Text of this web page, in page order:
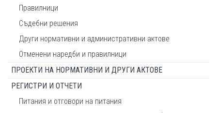
Правилници
Съдебни решения
Други нормативни и административни актове
Отменени наредби и правилници
ПРОЕКТИ НА НОРМАТИВНИ И ДРУГИ АКТОВЕ
РЕГИСТРИ И ОТЧЕТИ
Питания и отговори на питания